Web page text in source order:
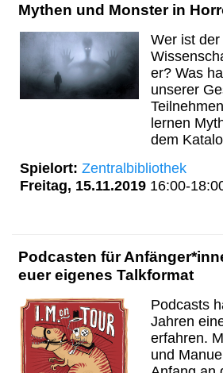
Mythen und Monster in
Wer ist
er? Was
unserer
lernen
dem
Spielort: Zentralbibliothek
Freitag, 15.11.2019 16:00-
Podcasten für
euer eigenes Talkformat
Podcasts
Jahren
erfahren.
und